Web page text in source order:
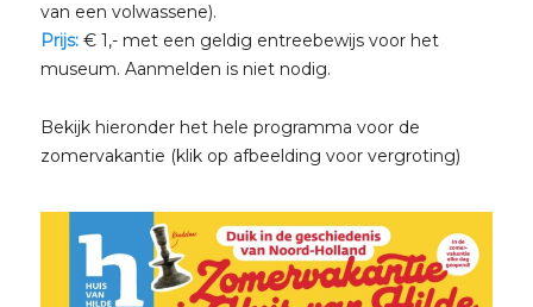
van een volwassene).
Prijs:€ 1,- met een geldig entreebewijs voor het
museum. Aanmelden is niet nodig.
Bekijk hieronder het hele programma voor de
zomervakantie (klik op afbeelding voor vergroting)